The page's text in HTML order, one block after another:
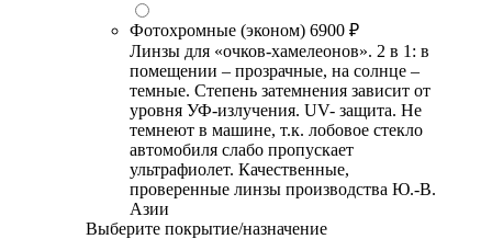
Фотохромные (эконом) 6900 ₽
Линзы для «очков-хамелеонов». 2 в 1: в
помещении – прозрачные, на солнце –
темные. Степень затемнения зависит от
уровня УФ-излучения. UV- защита. Не
темнеют в машине, т.к. лобовое стекло
автомобиля слабо пропускает
ультрафиолет. Качественные,
проверенные линзы производства Ю.-В.
Азии
Выберите покрытие/назначение